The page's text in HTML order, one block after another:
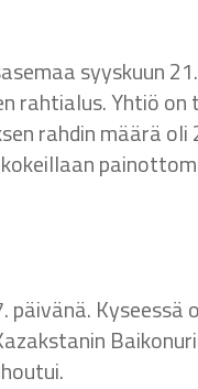
syyskuun
rahtialus. Yhtiö
rahdin määrä